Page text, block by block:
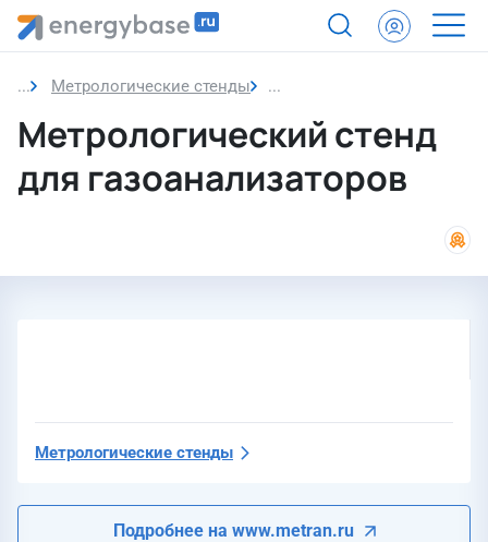
Метрологические стенды Метрологический стенд
Метрологический стенд
для газоанализаторов
Метрологические стенды
Подробнее на www.metran.ru